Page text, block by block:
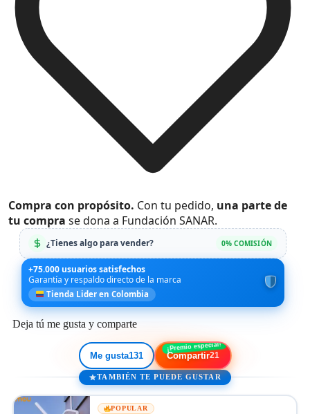
Compra con propósito. Con tu pedido, una parte de
tu compra se dona a Fundación SANAR.
¿Tienes algo para vender? 0% COMISIÓN
+75.000 usuarios satisfechos
Garantía y respaldo directo de la marca
Tienda Lider en Colombia
Deja tú me gusta y comparte
Me gusta131 Compartir21
TAMBIÉN TE PUEDE GUSTAR
POPULAR